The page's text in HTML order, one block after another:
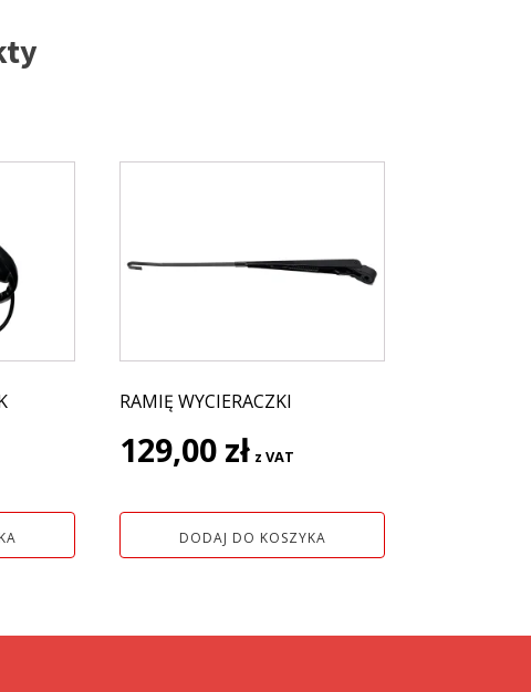
RAMIĘ WYCIERACZKI
129,00 zł z VAT
DODAJ DO KOSZYKA